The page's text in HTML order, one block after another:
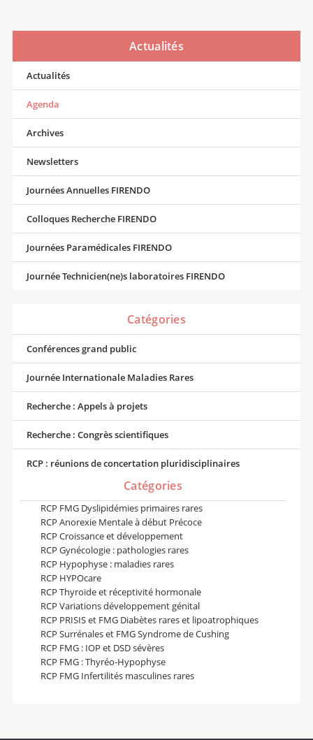
Actualités
Actualités
Agenda
Archives
Newsletters
Journées Annuelles FIRENDO
Colloques Recherche FIRENDO
Journées Paramédicales FIRENDO
Journée Technicien(ne)s laboratoires FIRENDO
Catégories
Conférences grand public
Journée Internationale Maladies Rares
Recherche : Appels à projets
Recherche : Congrès scientifiques
RCP : réunions de concertation pluridisciplinaires
Catégories
RCP FMG Dyslipidémies primaires rares
RCP Anorexie Mentale à début Précoce
RCP Croissance et développement
RCP Gynécologie : pathologies rares
RCP Hypophyse : maladies rares
RCP HYPOcare
RCP Thyroïde et réceptivité hormonale
RCP Variations développement génital
RCP PRISIS et FMG Diabètes rares et lipoatrophiques
RCP Surrénales et FMG Syndrome de Cushing
RCP FMG : IOP et DSD sévères
RCP FMG : Thyréo-Hypophyse
RCP FMG Infertilités masculines rares